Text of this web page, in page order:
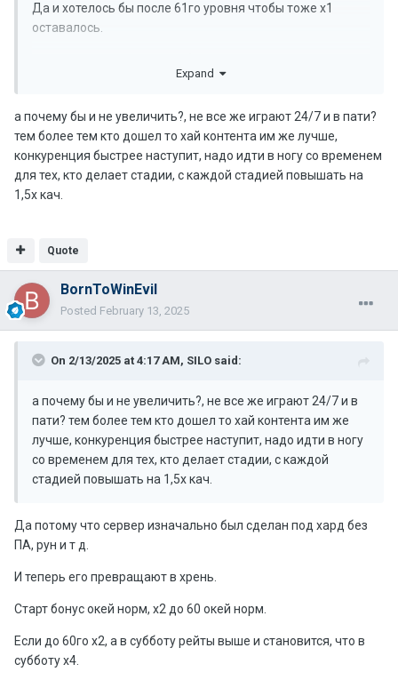
Да и хотелось бы после 61го уровня чтобы тоже х1
оставалось.
можно спокойно качаться с х1 рейтами.
С Уважением.
Expand
а почему бы и не увеличить?, не все же играют 24/7 и в пати?
тем более тем кто дошел то хай контента им же лучше,
конкуренция быстрее наступит, надо идти в ногу со временем
для тех, кто делает стадии, с каждой стадией повышать на
1,5х кач.
Quote
BornToWinEvil
Posted February 13, 2025
On 2/13/2025 at 4:17 AM, SILO said:
а почему бы и не увеличить?, не все же играют 24/7 и в
пати? тем более тем кто дошел то хай контента им же
лучше, конкуренция быстрее наступит, надо идти в ногу
со временем для тех, кто делает стадии, с каждой
стадией повышать на 1,5х кач.
Да потому что сервер изначально был сделан под хард без
ПА, рун и т д.
И теперь его превращают в хрень.
Старт бонус окей норм, х2 до 60 окей норм.
Если до 60го х2, а в субботу рейты выше и становится, что в
субботу х4.